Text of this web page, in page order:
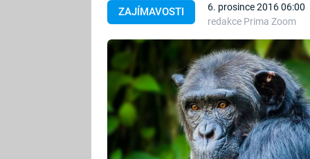
ZAJÍMAVOSTI
6. prosince 2016 06:00
redakce Prima Zoom